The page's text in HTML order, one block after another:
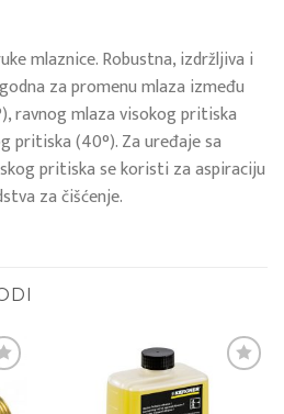
mlaznice. Robustna, izdržljiva i
za promenu mlaza između
ravnog mlaza visokog pritiska
pritiska (40°). Za uređaje sa
pritiska se koristi za aspiraciju
za čišćenje.